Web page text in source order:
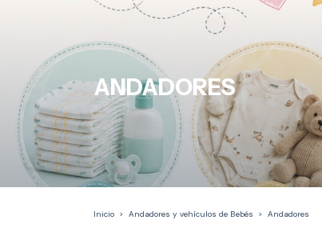
ANDADORES
Inicio > Andadores y vehículos de Bebés > Andadores